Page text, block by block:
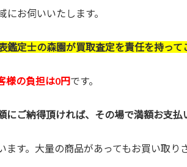
お伺いいたします。
鑑定士の森園が買取査定を責任を持って
様の負担は0円です。
ご納得頂ければ、その場で満額お支払
す。大量の商品があってもお買い取り